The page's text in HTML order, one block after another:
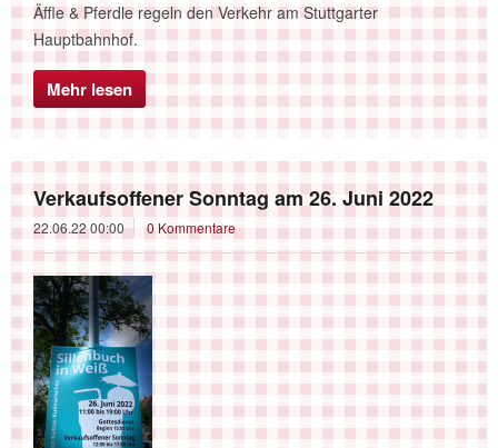
Äffle & Pferdle regeln den Verkehr am Stuttgarter
Hauptbahnhof.
Mehr lesen
Verkaufsoffener Sonntag am 26. Juni 2022
22.06.22 00:00 0 Kommentare